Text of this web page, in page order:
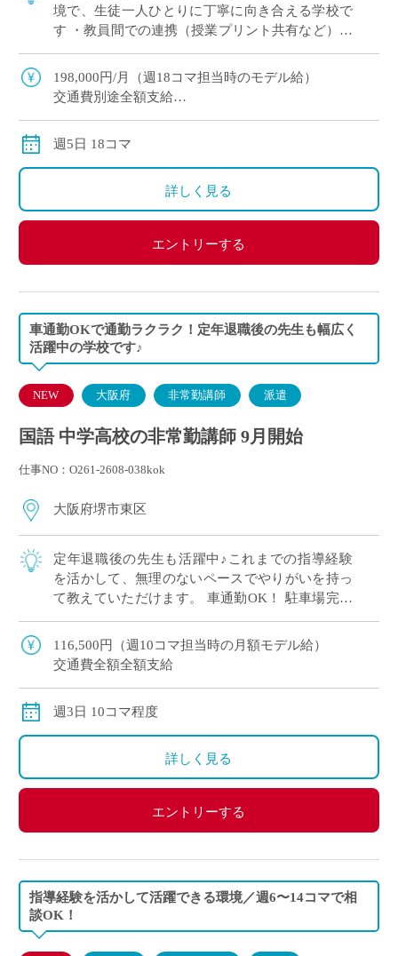
境で、生徒一人ひとりに丁寧に向き合える学校で
す ・教員間での連携（授業プリント共有など）も
タイルでご勤務いただけます ・美容・ファ […]
198,000円/月（週18コマ担当時のモデル給）
交通費別途全額支給
週5日 18コマ
詳しく見る
エントリーする
車通勤OKで通勤ラクラク！定年退職後の先生も幅広く
活躍中の学校です♪
NEW 大阪府 非常勤講師 派遣
国語 中学高校の非常勤講師 9月開始
仕事NO：O261-2608-038kok
大阪府堺市東区
定年退職後の先生も活躍中♪これまでの指導経験
を活かして、無理のないペースでやりがいを持っ
て教えていただけます。 車通勤OK！ 駐車場完備
コース制！ 立命館コースやグローバル特 […]
116,500円（週10コマ担当時の月額モデル給）
交通費全額全額支給
週3日 10コマ程度
詳しく見る
エントリーする
指導経験を活かして活躍できる環境／週6〜14コマで相
談OK！